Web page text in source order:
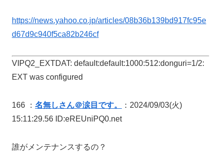
https://news.yahoo.co.jp/articles/08b36b139bd917fc95e
d67d9c940f5ca82b246cf
VIPQ2_EXTDAT: default:default:1000:512:donguri=1/2:
EXT was configured
166 ： 名無しさん＠涙目です。
：2024/09/03(火)
15:11:29.56 ID:eREUniPQ0.net
誰がメンテナンスするの？